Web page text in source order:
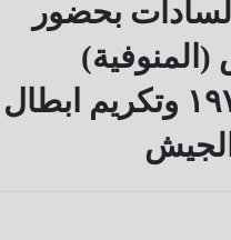
بحضور
بذكري نصر اكتوبر ١٩٧٣ وتكريم ابطال